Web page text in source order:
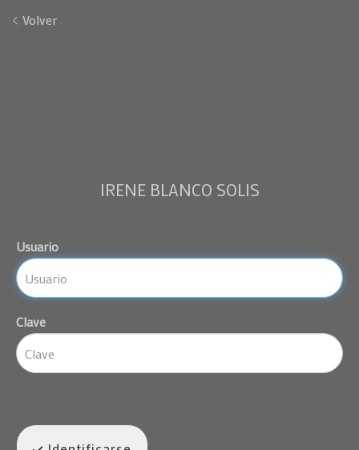
Volver
IRENE BLANCO SOLIS
Usuario
Clave